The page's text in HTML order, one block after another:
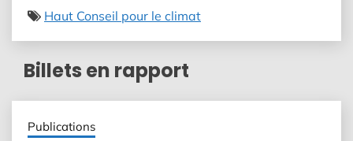
Haut Conseil pour le climat
Billets en rapport
Publications